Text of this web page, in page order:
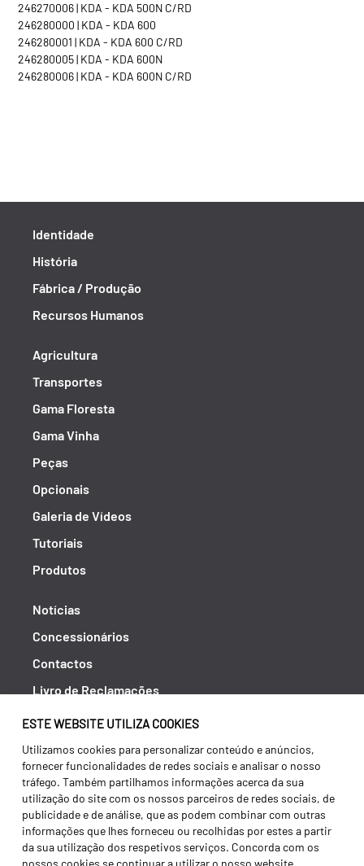
ESTE WEBSITE UTILIZA COOKIES
Utilizamos cookies para personalizar conteúdo e anúncios,
fornecer funcionalidades de redes sociais e analisar o nosso
tráfego. Também partilhamos informações acerca da sua
utilização do site com os nossos parceiros de redes sociais, de
publicidade e de análise, que as podem combinar com outras
informações que lhes forneceu ou recolhidas por estes a partir
da sua utilização dos respetivos serviços. Concorda com os
nossos cookies se continuar a utilizar o nosso website.
246270006 | KDA - KDA 500N C/RD
246280000 | KDA - KDA 600
246280001 | KDA - KDA 600 C/RD
246280005 | KDA - KDA 600N
246280006 | KDA - KDA 600N C/RD
Identidade
História
Fábrica / Produção
Recursos Humanos
Agricultura
Transportes
Gama Floresta
Gama Vinha
Peças
Opcionais
Galeria de Vídeos
Tutoriais
Produtos
Notícias
Concessionários
Contactos
Livro de Reclamações
Política de Privacidade
Canal de Denúncias (RGPC)
Termos e condições